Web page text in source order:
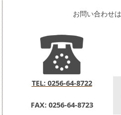
お問い合わせは
TEL: 0256-64-8722
FAX: 0256-64-8723